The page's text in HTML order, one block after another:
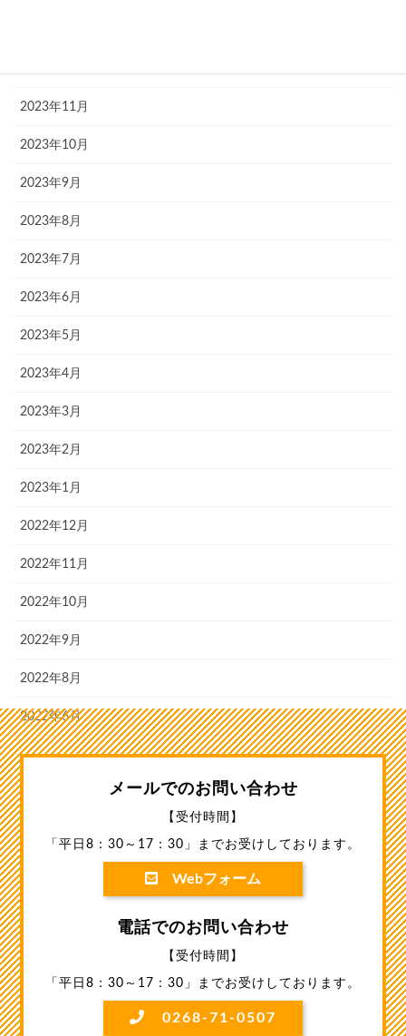
2023年11月
2023年10月
2023年9月
2023年8月
2023年7月
2023年6月
2023年5月
2023年4月
2023年3月
2023年2月
2023年1月
2022年12月
2022年11月
2022年10月
2022年9月
2022年8月
2022年6月
メールでのお問い合わせ
【受付時間】
「平日8：30～17：30」までお受けしております。
Webフォーム
電話でのお問い合わせ
【受付時間】
「平日8：30～17：30」までお受けしております。
0268-71-0507